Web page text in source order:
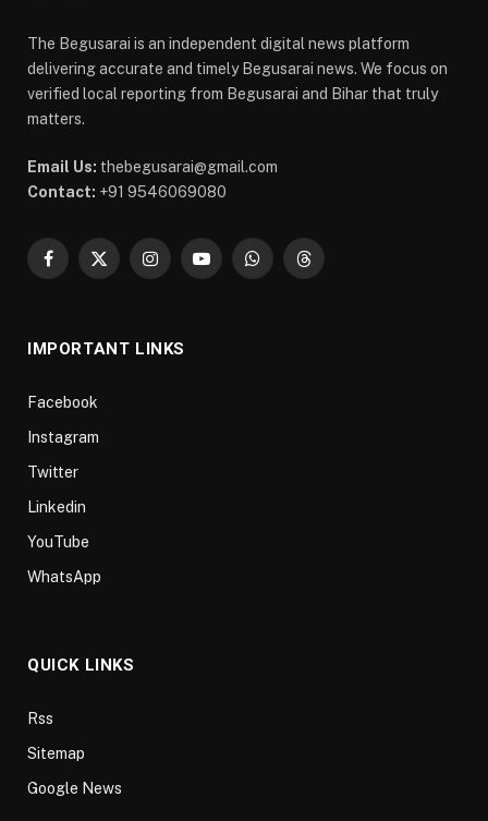
The Begusarai is an independent digital news platform
delivering accurate and timely Begusarai news. We focus on
verified local reporting from Begusarai and Bihar that truly
matters.
Email Us: thebegusarai@gmail.com
Contact: +91 9546069080
Facebook
X
InstagramYouTubeWhatsAppThreads
IMPORTANT LINKS
Facebook
Instagram
Twitter
Linkedin
YouTube
WhatsApp
QUICK LINKS
Rss
Sitemap
Google News